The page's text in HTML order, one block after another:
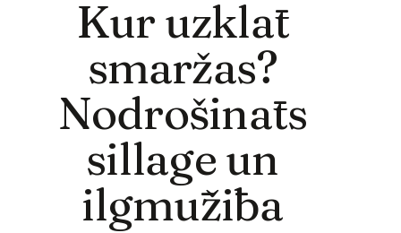
Kur uzklāt
smaržas?
Nodrošināts
sillage un
ilgmūžība